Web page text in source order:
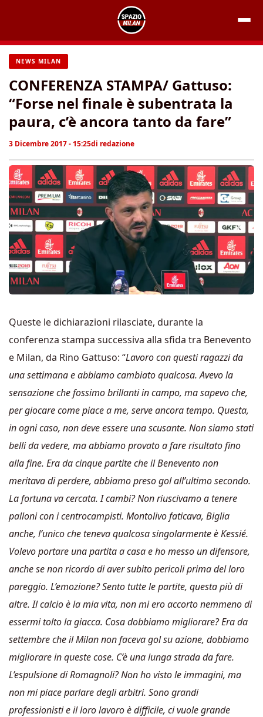
contenuto
NEWS MILAN
CONFERENZA STAMPA/ Gattuso:
“Forse nel finale è subentrata la
paura, c’è ancora tanto da fare”
3 Dicembre 2017 - 15:25di redazione
Queste le dichiarazioni rilasciate, durante la
conferenza stampa successiva alla sfida tra Benevento
e Milan, da Rino Gattuso: “Lavoro con questi ragazzi da
una settimana e abbiamo cambiato qualcosa. Avevo la
sensazione che fossimo brillanti in campo, ma sapevo che,
per giocare come piace a me, serve ancora tempo. Questa,
in ogni caso, non deve essere una scusante. Non siamo stati
belli da vedere, ma abbiamo provato a fare risultato fino
alla fine. Era da cinque partite che il Benevento non
meritava di perdere, abbiamo preso gol all’ultimo secondo.
La fortuna va cercata. I cambi? Non riuscivamo a tenere
palloni con i centrocampisti. Montolivo faticava, Biglia
anche, l’unico che teneva qualcosa singolarmente è Kessié.
Volevo portare una partita a casa e ho messo un difensore,
anche se non ricordo di aver subito pericoli prima del loro
pareggio. L’emozione? Sento tutte le partite, questa più di
altre. Il calcio è la mia vita, non mi ero accorto nemmeno di
essermi tolto la giacca. Cosa dobbiamo migliorare? Era da
settembre che il Milan non faceva gol su azione, dobbiamo
migliorare in queste cose. C’è una lunga strada da fare.
L’espulsione di Romagnoli? Non ho visto le immagini, ma
non mi piace parlare degli arbitri. Sono grandi
professionisti e il loro lavoro è difficile, ci vuole grande